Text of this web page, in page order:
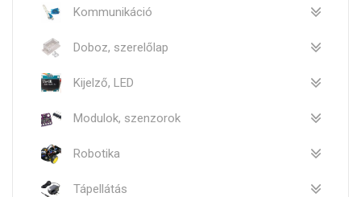
Kommunikáció
Doboz, szerelőlap
Kijelző, LED
Modulok, szenzorok
Robotika
Tápellátás